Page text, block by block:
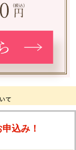
込み！